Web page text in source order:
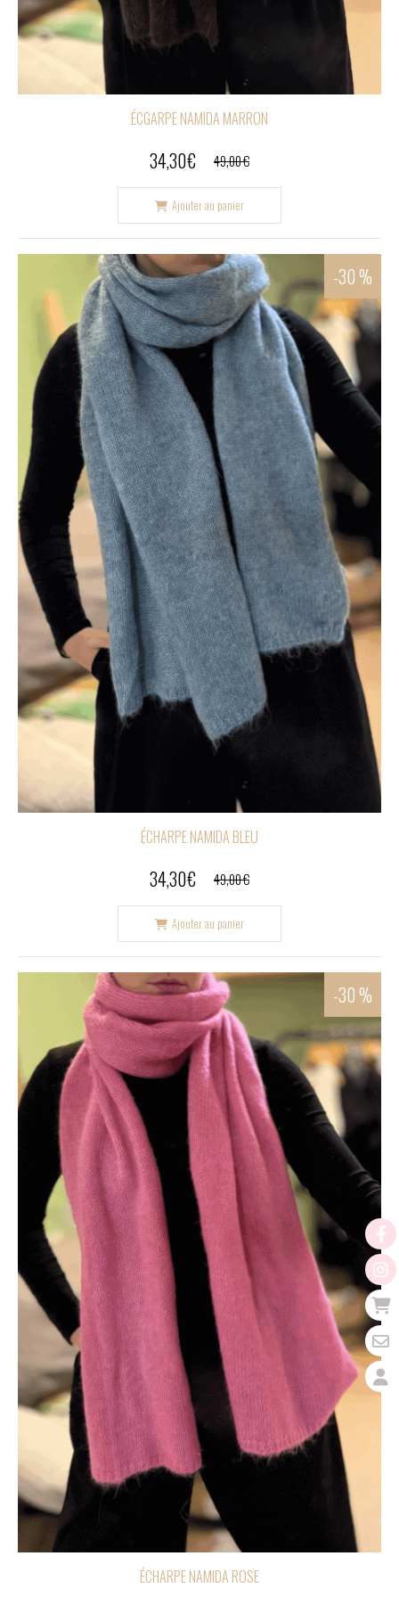
ÉCGARPE NAMIDA MARRON
34,30€ 49,00€
Ajouter au panier
-30 %
ÉCHARPE NAMIDA BLEU
34,30€ 49,00€
Ajouter au panier
-30 %
ÉCHARPE NAMIDA ROSE